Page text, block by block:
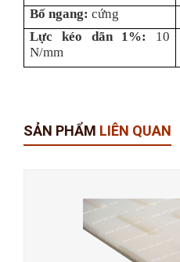
Bố ngang: cứng
Lực kéo dãn 1%:
10
N/mm
SẢN PHẨM LIÊN QUAN